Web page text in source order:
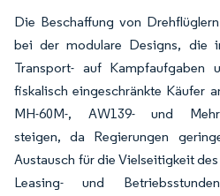
Die Beschaffung von
bei der modulare Designs, die
Transport- auf Kampfaufgaben
fiskalisch eingeschränkte Käufer
MH-60M-, AW139- und
steigen, da Regierungen
Austausch für die Vielseitigkeit
Leasing- und